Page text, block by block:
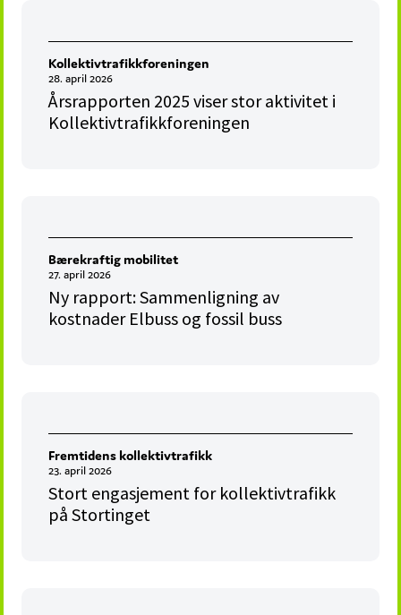
Kollektivtrafikkforeningen
28. april 2026
Årsrapporten 2025 viser stor aktivitet i
Kollektivtrafikkforeningen
Bærekraftig mobilitet
27. april 2026
Ny rapport: Sammenligning av
kostnader Elbuss og fossil buss
Fremtidens kollektivtrafikk
23. april 2026
Stort engasjement for kollektivtrafikk
på Stortinget